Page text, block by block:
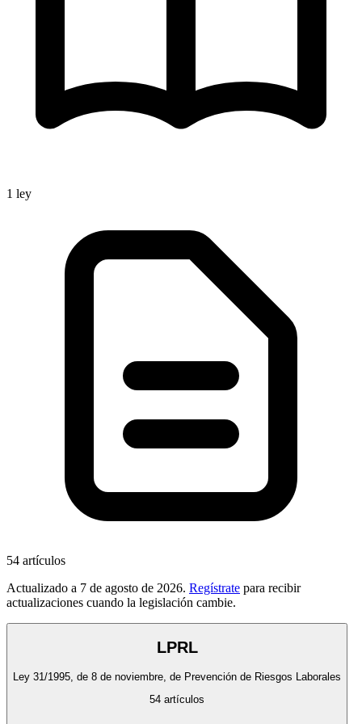
1 ley
54 artículos
Actualizado a 7 de agosto de 2026. Regístrate para recibir
actualizaciones cuando la legislación cambie.
LPRL
Ley 31/1995, de 8 de noviembre, de Prevención de Riesgos Laborales
54 artículos